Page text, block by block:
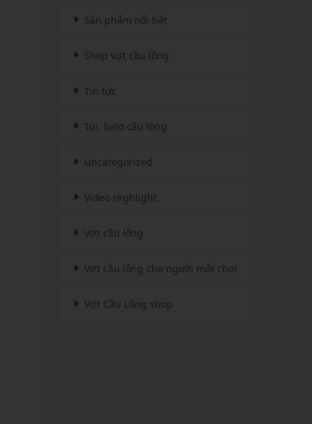
Sản phẩm nổi bật
Shop vợt cầu lông
Tin tức
Túi, balo cầu lông
Uncategorized
Video Highlight
Vợt cầu lông
Vợt cầu lông cho người mới chơi
Vợt Cầu Lông shop